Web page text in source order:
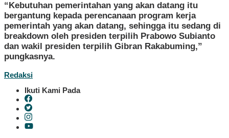
“Kebutuhan pemerintahan yang akan datang itu
bergantung kepada perencanaan program kerja
pemerintah yang akan datang, sehingga itu sedang di
breakdown oleh presiden terpilih Prabowo Subianto
dan wakil presiden terpilih Gibran Rakabuming,”
pungkasnya.
Redaksi
Ikuti Kami Pada